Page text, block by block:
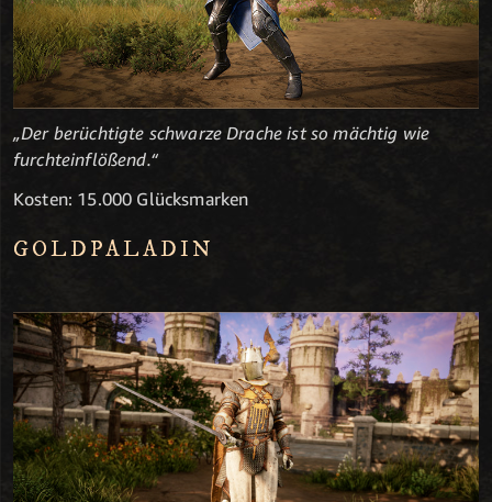
„Der berüchtigte schwarze Drache ist so mächtig wie
furchteinflößend.“
Kosten: 15.000 Glücksmarken
GOLDPALADIN